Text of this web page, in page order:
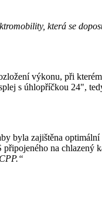
která se
výkonu, při
s úhlopříčkou 24",
byla zajištěna
na chlazený